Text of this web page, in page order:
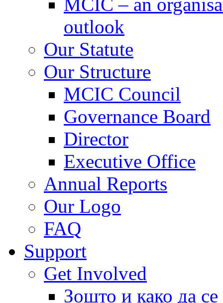
outlook
Our Statute
Our Structure
MCIC Council
Governance Board
Director
Executive Office
Annual Reports
Our Logo
FAQ
Support
Get Involved
Зошто и како да